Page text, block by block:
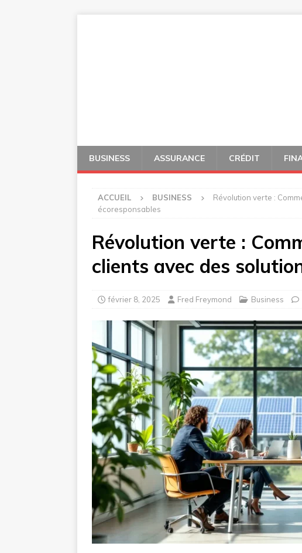
BUSINESS ASSURANCE CRÉDIT
ACCUEIL BUSINESS
Révolution verte :
écoresponsables
Révolution verte :
clients avec des
février 8, 2025 Fred Freymond Business